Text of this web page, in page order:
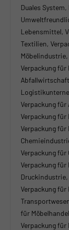
Duales
Lebensmittel,
Textilien,
Verpackung
Verpackung
Verpackung für
Verpackung
Verpackung
Verpackung
Verpackung
für
Verpackung für